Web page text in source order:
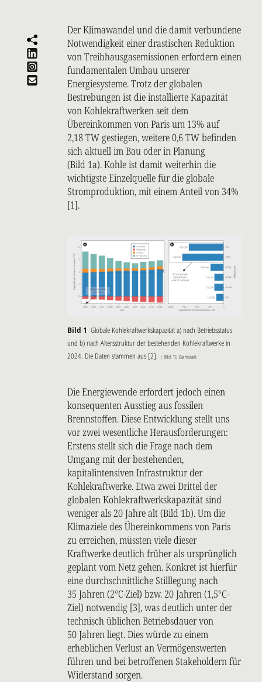
Der Klimawandel und die damit verbundene
Notwendigkeit einer drastischen Reduktion
von Treibhausgasemissionen erfordern einen
fundamentalen Umbau unserer
Energiesysteme. Trotz der globalen
Bestrebungen ist die installierte Kapazität
von Kohlekraftwerken seit dem
Übereinkommen von Paris um 13% auf
2,18 TW gestiegen, weitere 0,6 TW befinden
sich aktuell im Bau oder in Planung
(Bild 1a). Kohle ist damit weiterhin die
wichtigste Einzelquelle für die globale
Stromproduktion, mit einem Anteil von 34%
[1].
Bild 1 Globale Kohlekraftwerkskapazität a) nach Betriebsstatus
und b) nach Altersstruktur der bestehenden Kohlekraftwerke in
2024. Die Daten stammen aus [2]. | Bild: TU Darmstadt
Die Energiewende erfordert jedoch einen
konsequenten Ausstieg aus fossilen
Brennstoffen. Diese Entwicklung stellt uns
vor zwei wesentliche Herausforderungen:
Erstens stellt sich die Frage nach dem
Umgang mit der bestehenden,
kapitalintensiven Infrastruktur der
Kohlekraftwerke. Etwa zwei Drittel der
globalen Kohlekraftwerkskapazität sind
weniger als 20 Jahre alt (Bild 1b). Um die
Klimaziele des Übereinkommens von Paris
zu erreichen, müssten viele dieser
Kraftwerke deutlich früher als ursprünglich
geplant vom Netz gehen. Konkret ist hierfür
eine durchschnittliche Stilllegung nach
35 Jahren (2°C-Ziel) bzw. 20 Jahren (1,5°C-
Ziel) notwendig [3], was deutlich unter der
technisch üblichen Betriebsdauer von
50 Jahren liegt. Dies würde zu einem
erheblichen Verlust an Vermögenswerten
führen und bei betroffenen Stakeholdern für
Widerstand sorgen.